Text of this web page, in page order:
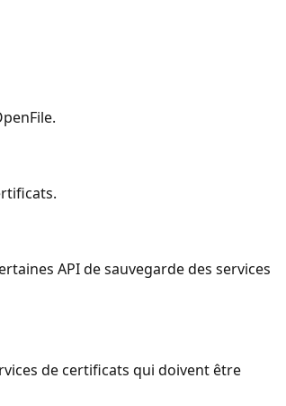
API de sauvegarde des services
de certificats qui doivent être